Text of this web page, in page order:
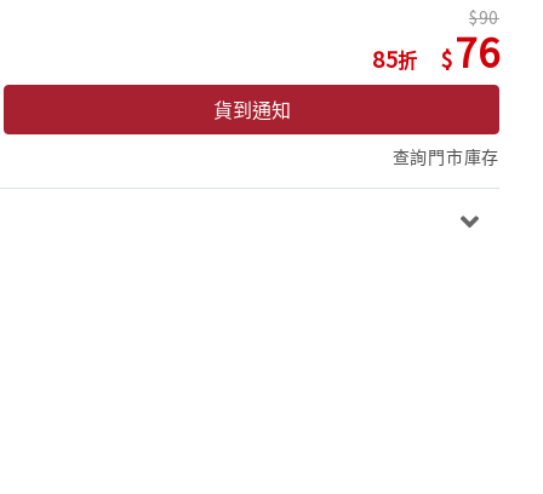
85
90
76
貨到通知
查詢門市庫存